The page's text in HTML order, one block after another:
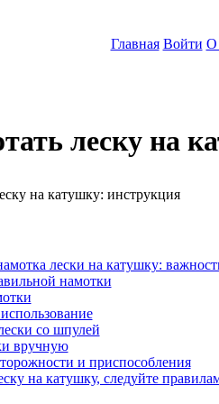
Главная Войти О
леску на
лески на катушку:
намотки
со шпулей
вручную
и приспособления
на катушку, следуйте